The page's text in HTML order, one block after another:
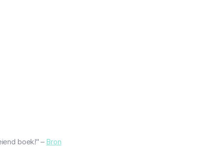
boek!" – Bron